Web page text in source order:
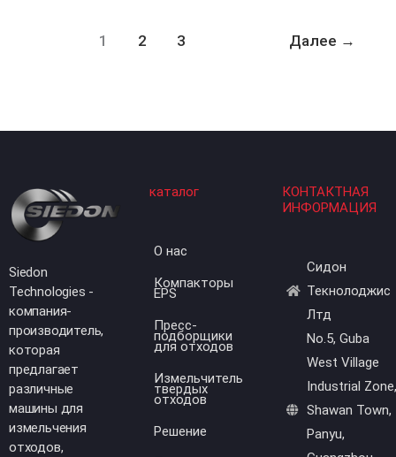
1 2 3 Далее →
КОНТАКТНАЯ
ИНФОРМАЦИЯ
Сидон
Текнолоджис
Лтд
No.5, Guba
West Village
Industrial Zone,
Shawan Town,
Panyu,
каталог
О нас
Компакторы
EPS
Пресс-
подборщики
для отходов
Измельчитель
твердых
отходов
Решение
Siedon
Technologies -
компания-
производитель,
которая
предлагает
различные
машины для
измельчения
отходов,